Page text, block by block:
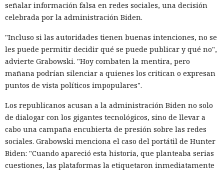
señalar información falsa en redes sociales, una decisión
celebrada por la administración Biden.
"Incluso si las autoridades tienen buenas intenciones, no se
les puede permitir decidir qué se puede publicar y qué no",
advierte Grabowski. "Hoy combaten la mentira, pero
mañana podrían silenciar a quienes los critican o expresan
puntos de vista políticos impopulares".
Los republicanos acusan a la administración Biden no solo
de dialogar con los gigantes tecnológicos, sino de llevar a
cabo una campaña encubierta de presión sobre las redes
sociales. Grabowski menciona el caso del portátil de Hunter
Biden: "Cuando apareció esta historia, que planteaba serias
cuestiones, las plataformas la etiquetaron inmediatamente